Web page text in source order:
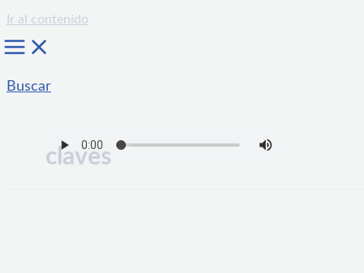
Ir al contenido
Buscar
claves